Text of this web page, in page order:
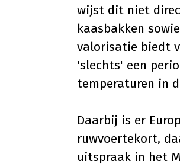
wijst dit niet
kaasbakken
valorisatie biedt
'slechts' een
temperaturen in
Daarbij is er
ruwvoertekort,
uitspraak in het